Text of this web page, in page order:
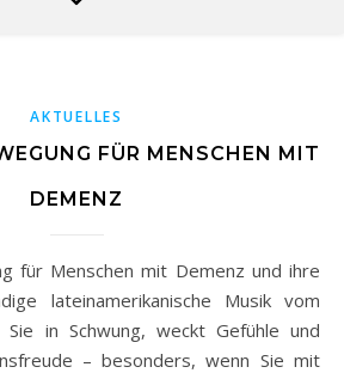
AKTUELLES
FÜR MENSCHEN MIT
DEMENZ
lateinamerikanische Musik vom
in Schwung, weckt Gefühle und
– besonders, wenn Sie mit